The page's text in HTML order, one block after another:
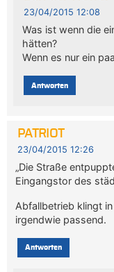
23/04/2015 12:08
Was ist wenn die
hätten?
Wenn es nur ein
Antworten
PATRIOT
23/04/2015 12:26
„Die Straße
Eingangstor des
Abfallbetrieb klingt
irgendwie passend.
Antworten